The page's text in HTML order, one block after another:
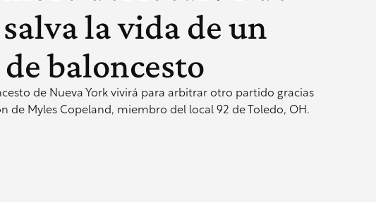
la vida de un
baloncesto
de Nueva York vivirá para arbitrar otro partido gracias
de Myles Copeland, miembro del local 92 de Toledo, OH.